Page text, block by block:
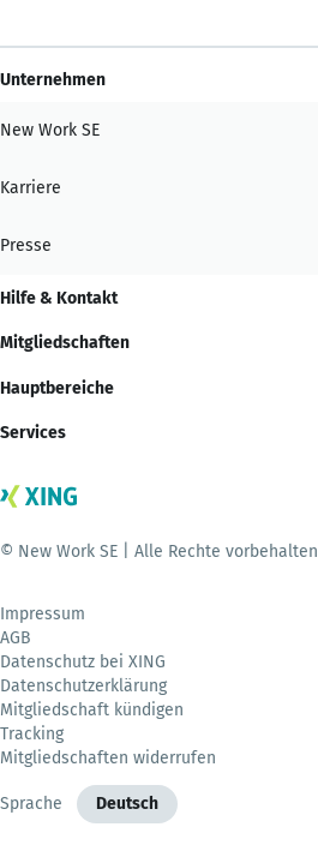
Unternehmen
New Work SE
Karriere
Presse
Hilfe & Kontakt
Mitgliedschaften
Hauptbereiche
Services
© New Work SE | Alle Rechte vorbehalten
Impressum
AGB
Datenschutz bei XING
Datenschutzerklärung
Mitgliedschaft kündigen
Tracking
Mitgliedschaften widerrufen
Sprache Deutsch